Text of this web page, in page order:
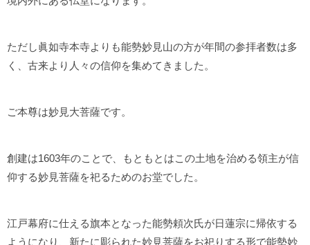
ただし眞如寺本寺よりも能勢妙見山の方が年間の参拝者数は多
く、古来より人々の信仰を集めてきました。
ご本尊は妙見大菩薩です。
創建は1603年のことで、もともとはこの土地を治める領主が信
仰する妙見菩薩を祀るためのお堂でした。
江戸幕府に仕える旗本となった能勢頼次氏が日蓮宗に帰依する
ようになり、新たに彫られた妙見菩薩をお祀りする形で能勢妙